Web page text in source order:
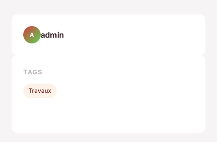
A admin
TAGS
Travaux